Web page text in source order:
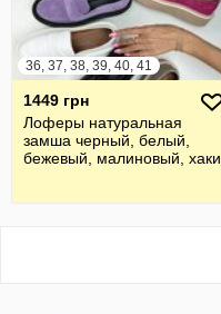
36, 37, 38, 39, 40, 41
1449 грн
Лоферы натуральная
замша черный, белый,
бежевый, малиновый, хаки